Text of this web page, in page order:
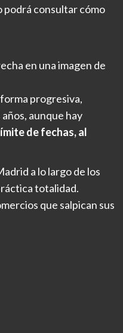
podrá consultar cómo
en una imagen de
progresiva,
aunque hay
ímite de fechas, al
a lo largo de los
totalidad.
que salpican sus